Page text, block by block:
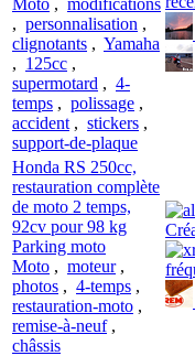
, personnalisation ,
clignotants , Yamaha
, 125cc ,
supermotard , 4-
temps , polissage ,
accident , stickers ,
support-de-plaque
Honda RS 250cc,
restauration complète
de moto 2 temps,
92cv pour 98 kg
Parking moto
Moto , moteur,
photos , 4-temps ,
restauration-moto ,
remise-à-neuf,
châssis